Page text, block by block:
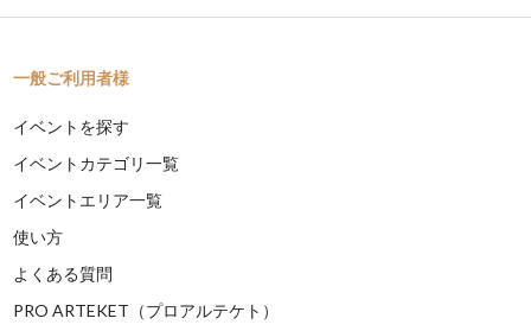
一般ご利用者様
イベントを探す
イベントカテゴリ一覧
イベントエリア一覧
使い方
よくある質問
PRO ARTEKET（プロアルテケト）